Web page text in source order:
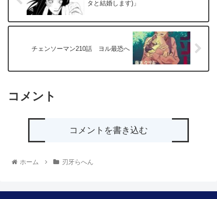
タと結婚します)」
チェンソーマン210話 ヨル最恐へ
コメント
コメントを書き込む
ホーム 刃牙らへん